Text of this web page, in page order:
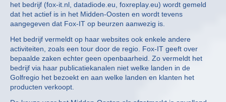
het bedrijf (fox-it.nl, datadiode.eu, foxreplay.eu) wordt gemeld
dat het actief is in het Midden-Oosten en wordt tevens
aangegeven dat Fox-IT op beurzen aanwezig is.
Het bedrijf vermeldt op haar websites ook enkele andere
activiteiten, zoals een tour door de regio. Fox-IT geeft over
bepaalde zaken echter geen openbaarheid. Zo vermeldt het
bedrijf via haar publicatiekanalen niet welke landen in de
Golfregio het bezoekt en aan welke landen en klanten het
producten verkoopt.